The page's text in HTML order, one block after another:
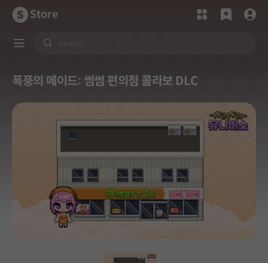
Store
폭풍의 메이드: 썸썸 편의점 콜라보 DLC